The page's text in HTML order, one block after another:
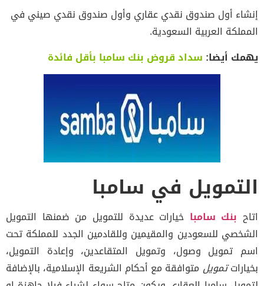
إنشاء أول صندوق نقدي عقاري وأول صندوق نقدي صيني في
المملكة العربية السعودية.
يهمك أيضا: سداد قروض بنك سامبا بأقل فائدة
التمويل في سامبا
اتاح بنك سامبا خيارات عديدة للتمويل من ضمنها التمويل
الشخصي للسعودين والمقيمين وللقادمين الجدد للمملكة تحت
اسم تمويل وصول، وتمويل المتقاعدين، وإعادة التمويل،
بخياراتتمويل متوافقة مع أحكام الشريعة الإسلامية، بالإضافة